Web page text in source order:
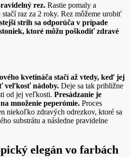
rez. Rastie pomaly a
raz za 2 roky. Rez môžeme urobiť
strih sa odporúča v prípade
ktoré môžu poškodiť zdravé
kvetináča stačí až vtedy, keď jej
veľkosť nádoby. Deje sa tak približne
od jej veľkosti. Presádzanie je
množenie peperómie. Proces
niekoľko zdravých odrezkov, ktoré sa
substrátu a následne pravidelne
elegán vo farbách